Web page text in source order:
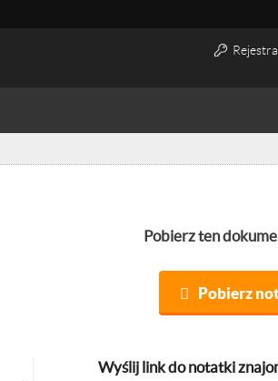
Pobierz ten
Pobierz
Wyślij link do notatki